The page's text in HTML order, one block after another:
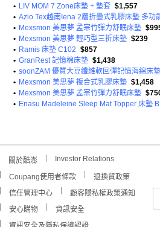
• LIV MOM 7 Zone床墊 + 墊套 $1,557
• Azio Tex越南Iena 2層折疊式乳膠床墊 多功
• Mexsmon 美思夢 孟宗竹彈力舒眠床墊
• Mexsmon 美思夢 輕巧型三折床墊 $239
• Ramis 床墊 C102 $857
• GranRest 記憶棉床墊 $1,438
• soonZAM 優質大豆纖維軟回彈記憶海綿床墊
• Mexsmon 美思夢 複合式乳膠床墊 $1,458
• Mexsmon 美思夢 孟宗竹彈力舒眠床墊
• Enasu Madeleine Sleep Mat Topper 床墊
關於酷澎 Investor Relations
Coupang使用者條款
退換貨政策
信任管理中心
顧客隱私權政策通知
安心購物
資訊安全